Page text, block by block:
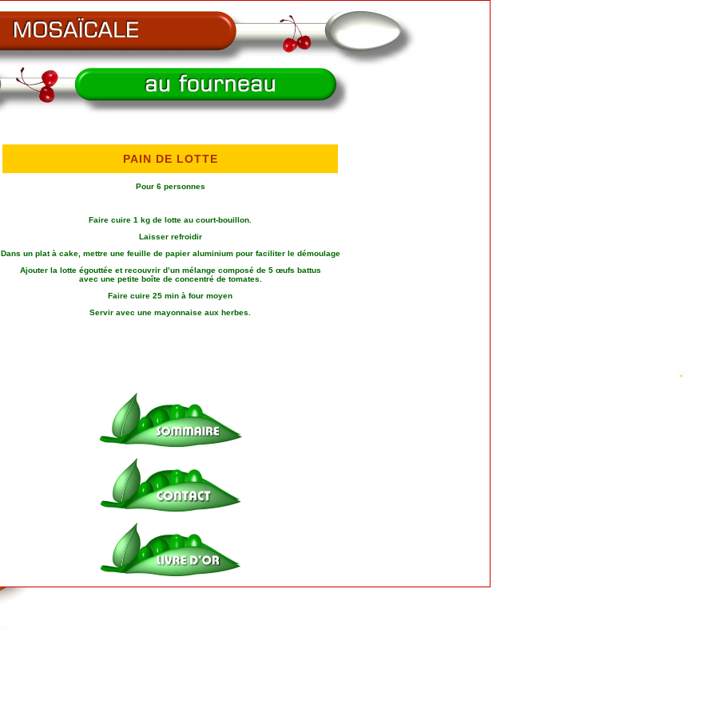
PAIN DE LOTTE
Pour 6 personnes
Faire cuire 1 kg de lotte au court-bouillon.
Laisser refroidir
Dans un plat à cake, mettre une feuille de papier aluminium pour faciliter le démoulage
Ajouter la lotte égouttée et recouvrir d’un mélange composé de 5 œufs battus
avec une petite boîte de concentré de tomates.
Faire cuire 25 min à four moyen
Servir avec une mayonnaise aux herbes.